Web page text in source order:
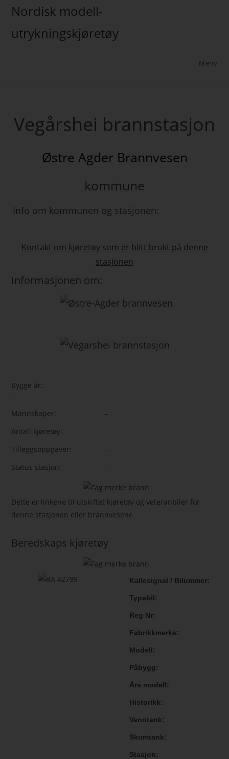
Nordisk modell-
utrykningskjøretøy
Meny
Vegårshei brannstasjon
Østre Agder Brannvesen
kommune
Info om kommunen og stasjonen:
Kontakt om kjøretøy som er blitt brukt på denne
stasjonen
Informasjonen om:
Bygge år:
–
Mannskaper:
–
Antall kjøretøy:
Tilleggsoppgaver:
–
Status stasjon:
–
Dette er linkene til utskiftet kjøretøy og veteranbiler for
denne stasjonen eller brannvesene
Beredskaps kjøretøy
Kallesignal / Bilummer
Typebil
Reg Nr
Fabrikkmerke
Modell
Påbygg
Års modell
Historikk
Vanntank
Skumtank
Stasjon